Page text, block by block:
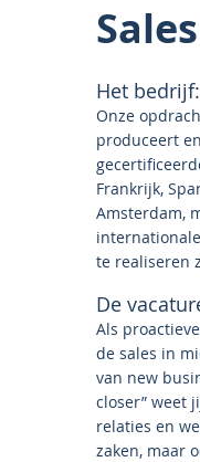
Het bedrijf:
Onze
produceert
Frankrijk,
Amsterdam,
te realiseren
De
Als
de sales in
van new
closer” weet
relaties en
zaken, maar